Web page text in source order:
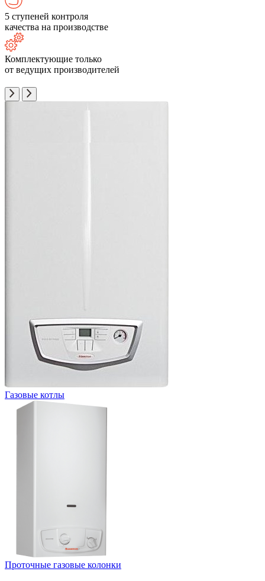
5 ступеней контроля
качества на производстве
Комплектующие только
от ведущих производителей
Газовые котлы
Проточные газовые колонки